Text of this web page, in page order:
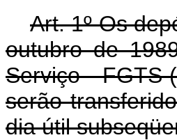
Art. 1º Os
outubro de
Serviço - FGTS
serão
dia útil